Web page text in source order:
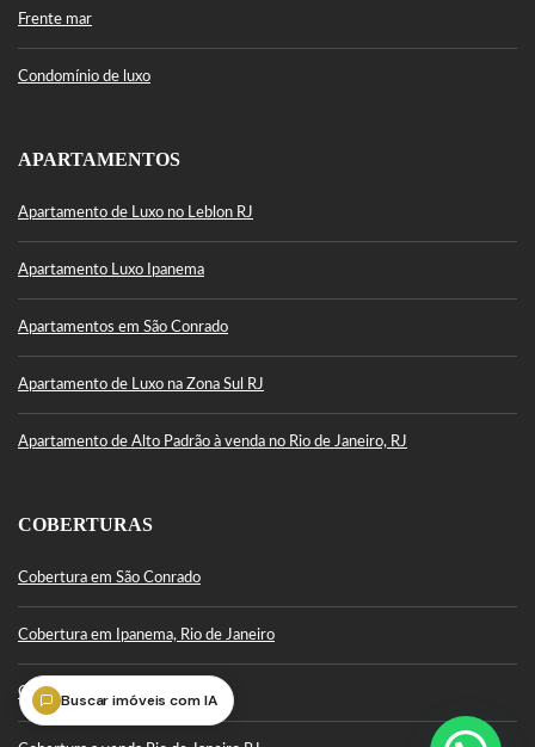
Frente mar
Condomínio de luxo
APARTAMENTOS
Apartamento de Luxo no Leblon RJ
Apartamento Luxo Ipanema
Apartamentos em São Conrado
Apartamento de Luxo na Zona Sul RJ
Apartamento de Alto Padrão à venda no Rio de Janeiro, RJ
COBERTURAS
Cobertura em São Conrado
Cobertura em Ipanema, Rio de Janeiro
Cobertura Leblon
Buscar imóveis com IA